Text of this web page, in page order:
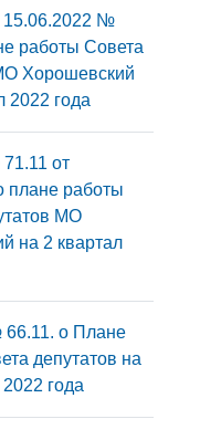
15.06.2022 №
работы Совета
Хорошевский
2022 года
от
плане работы
МО
на 2 квартал
о Плане
депутатов на
года